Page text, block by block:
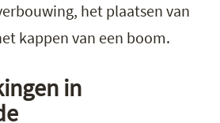
het plaatsen van
kappen van een boom.
in